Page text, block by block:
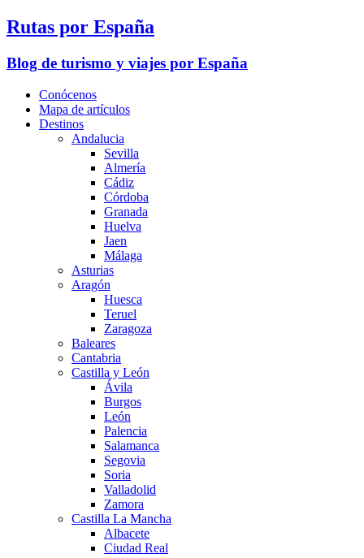
Rutas por España
Blog de turismo y viajes por España
Conócenos
Mapa de artículos
Destinos
Andalucia
Sevilla
Almería
Cádiz
Córdoba
Granada
Huelva
Jaen
Málaga
Asturias
Aragón
Huesca
Teruel
Zaragoza
Baleares
Cantabria
Castilla y León
Ávila
Burgos
León
Palencia
Salamanca
Segovia
Soria
Valladolid
Zamora
Castilla La Mancha
Albacete
Ciudad Real